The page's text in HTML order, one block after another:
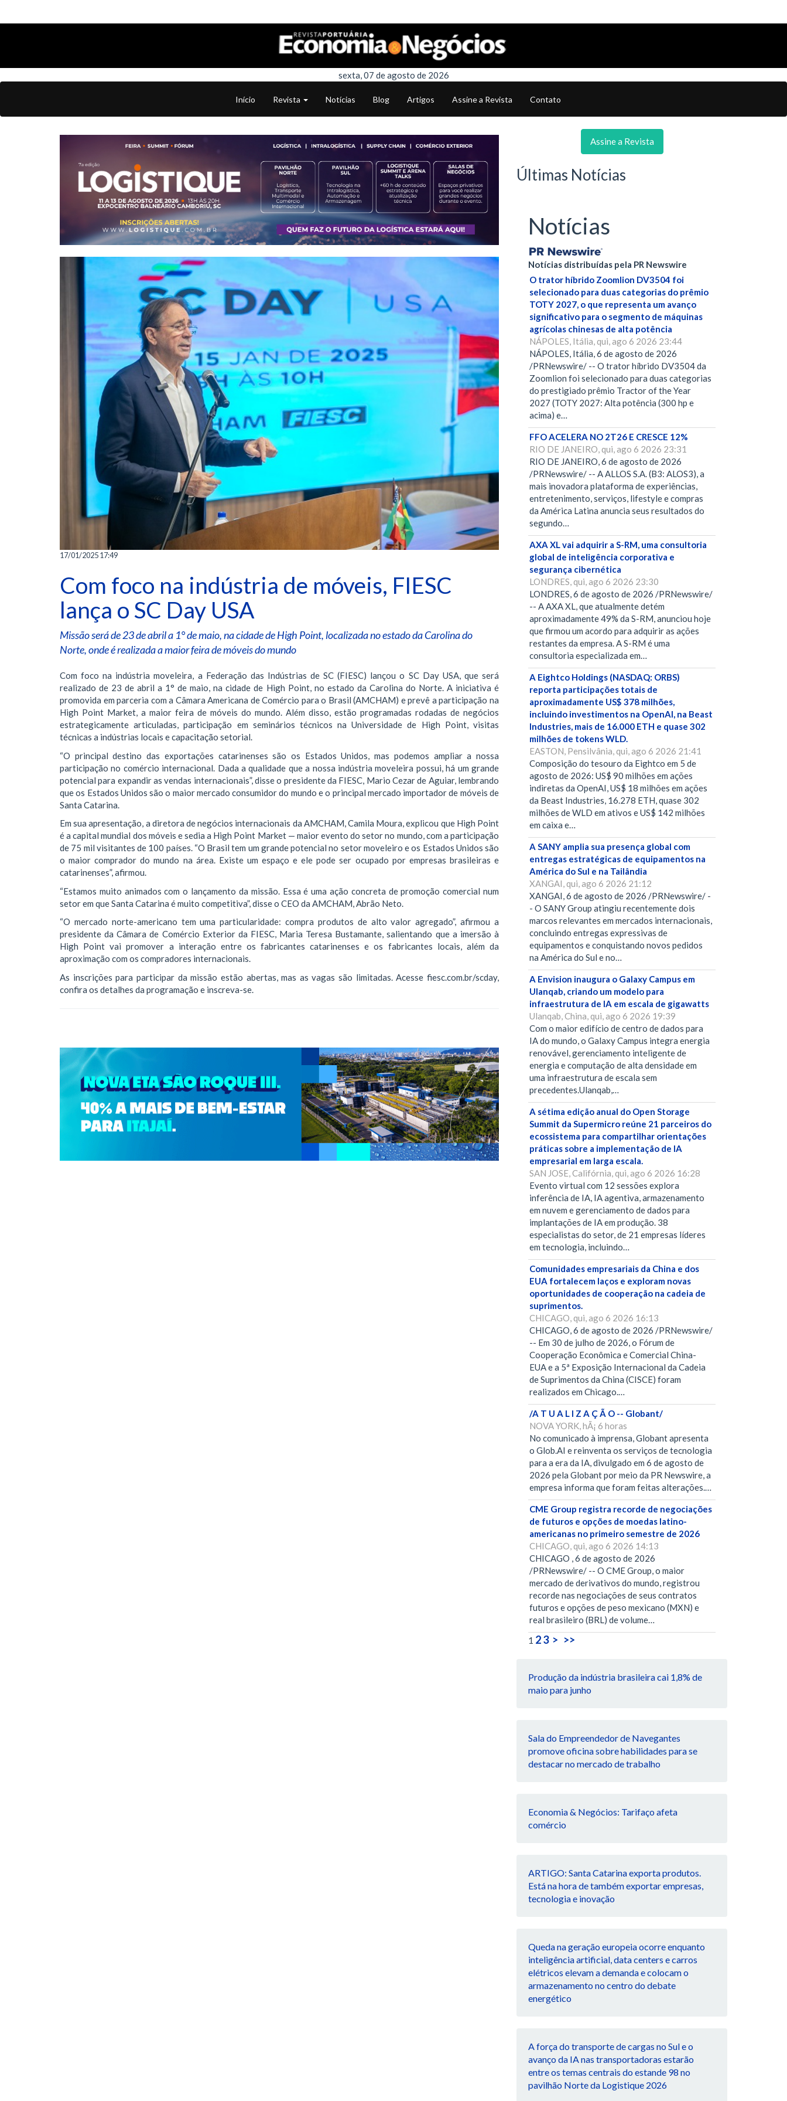
sexta, 07 de agosto de 2026
Início Revista Notícias Blog Artigos Assine a Revista Contato
17/01/2025 17:49
Com foco na indústria de móveis, FIESC
lança o SC Day USA
Missão será de 23 de abril a 1° de maio, na cidade de High Point, localizada no estado da Carolina do
Norte, onde é realizada a maior feira de móveis do mundo
Com foco na indústria moveleira, a Federação das Indústrias de SC (FIESC) lançou o SC Day USA, que será
realizado de 23 de abril a 1° de maio, na cidade de High Point, no estado da Carolina do Norte. A iniciativa é
promovida em parceria com a Câmara Americana de Comércio para o Brasil (AMCHAM) e prevê a participação na
High Point Market, a maior feira de móveis do mundo. Além disso, estão programadas rodadas de negócios
estrategicamente articuladas, participação em seminários técnicos na Universidade de High Point, visitas
técnicas a indústrias locais e capacitação setorial.
“O principal destino das exportações catarinenses são os Estados Unidos, mas podemos ampliar a nossa
participação no comércio internacional. Dada a qualidade que a nossa indústria moveleira possui, há um grande
potencial para expandir as vendas internacionais”, disse o presidente da FIESC, Mario Cezar de Aguiar, lembrando
que os Estados Unidos são o maior mercado consumidor do mundo e o principal mercado importador de móveis de
Santa Catarina.
Em sua apresentação, a diretora de negócios internacionais da AMCHAM, Camila Moura, explicou que High Point
é a capital mundial dos móveis e sedia a High Point Market — maior evento do setor no mundo, com a participação
de 75 mil visitantes de 100 países. “O Brasil tem um grande potencial no setor moveleiro e os Estados Unidos são
o maior comprador do mundo na área. Existe um espaço e ele pode ser ocupado por empresas brasileiras e
catarinenses”, afirmou.
“Estamos muito animados com o lançamento da missão. Essa é uma ação concreta de promoção comercial num
setor em que Santa Catarina é muito competitiva”, disse o CEO da AMCHAM, Abrão Neto.
“O mercado norte-americano tem uma particularidade: compra produtos de alto valor agregado”, afirmou a
presidente da Câmara de Comércio Exterior da FIESC, Maria Teresa Bustamante, salientando que a imersão à
High Point vai promover a interação entre os fabricantes catarinenses e os fabricantes locais, além da
aproximação com os compradores internacionais.
As inscrições para participar da missão estão abertas, mas as vagas são limitadas. Acesse fiesc.com.br/scday,
confira os detalhes da programação e inscreva-se.
Assine a Revista
Últimas Notícias
Notícias
Notícias distribuídas pela PR Newswire
O trator híbrido Zoomlion DV3504 foi
selecionado para duas categorias do prêmio
TOTY 2027, o que representa um avanço
significativo para o segmento de máquinas
agrícolas chinesas de alta potência
NÁPOLES, Itália, qui, ago 6 2026 23:44
NÁPOLES, Itália, 6 de agosto de 2026
/PRNewswire/ -- O trator híbrido DV3504 da
Zoomlion foi selecionado para duas categorias
do prestigiado prêmio Tractor of the Year
2027 (TOTY 2027: Alta potência (300 hp e
acima) e…
FFO ACELERA NO 2T26 E CRESCE 12%
RIO DE JANEIRO, qui, ago 6 2026 23:31
RIO DE JANEIRO, 6 de agosto de 2026
/PRNewswire/ -- A ALLOS S.A. (B3: ALOS3), a
mais inovadora plataforma de experiências,
entretenimento, serviços, lifestyle e compras
da América Latina anuncia seus resultados do
segundo…
AXA XL vai adquirir a S-RM, uma consultoria
global de inteligência corporativa e
segurança cibernética
LONDRES, qui, ago 6 2026 23:30
LONDRES, 6 de agosto de 2026 /PRNewswire/
-- A AXA XL, que atualmente detém
aproximadamente 49% da S-RM, anunciou hoje
que firmou um acordo para adquirir as ações
restantes da empresa. A S-RM é uma
consultoria especializada em…
A Eightco Holdings (NASDAQ: ORBS)
reporta participações totais de
aproximadamente US$ 378 milhões,
incluindo investimentos na OpenAI, na Beast
Industries, mais de 16.000 ETH e quase 302
milhões de tokens WLD.
EASTON, Pensilvânia, qui, ago 6 2026 21:41
Composição do tesouro da Eightco em 5 de
agosto de 2026: US$ 90 milhões em ações
indiretas da OpenAI, US$ 18 milhões em ações
da Beast Industries, 16.278 ETH, quase 302
milhões de WLD em ativos e US$ 142 milhões
em caixa e…
A SANY amplia sua presença global com
entregas estratégicas de equipamentos na
América do Sul e na Tailândia
XANGAI, qui, ago 6 2026 21:12
XANGAI, 6 de agosto de 2026 /PRNewswire/ -
- O SANY Group atingiu recentemente dois
marcos relevantes em mercados internacionais,
concluindo entregas expressivas de
equipamentos e conquistando novos pedidos
na América do Sul e no…
A Envision inaugura o Galaxy Campus em
Ulanqab, criando um modelo para
infraestrutura de IA em escala de gigawatts
Ulanqab, China, qui, ago 6 2026 19:39
Com o maior edifício de centro de dados para
IA do mundo, o Galaxy Campus integra energia
renovável, gerenciamento inteligente de
energia e computação de alta densidade em
uma infraestrutura de escala sem
precedentes.Ulanqab,…
A sétima edição anual do Open Storage
Summit da Supermicro reúne 21 parceiros do
ecossistema para compartilhar orientações
práticas sobre a implementação de IA
empresarial em larga escala.
SAN JOSE, Califórnia, qui, ago 6 2026 16:28
Evento virtual com 12 sessões explora
inferência de IA, IA agentiva, armazenamento
em nuvem e gerenciamento de dados para
implantações de IA em produção. 38
especialistas do setor, de 21 empresas líderes
em tecnologia, incluindo…
Comunidades empresariais da China e dos
EUA fortalecem laços e exploram novas
oportunidades de cooperação na cadeia de
suprimentos.
CHICAGO, qui, ago 6 2026 16:13
CHICAGO, 6 de agosto de 2026 /PRNewswire/
-- Em 30 de julho de 2026, o Fórum de
Cooperação Econômica e Comercial China-
EUA e a 5ª Exposição Internacional da Cadeia
de Suprimentos da China (CISCE) foram
realizados em Chicago.…
/A T U A L I Z A Ç Ã O -- Globant/
NOVA YORK, hÃ¡ 6 horas
No comunicado à imprensa, Globant apresenta
o Glob.AI e reinventa os serviços de tecnologia
para a era da IA, divulgado em 6 de agosto de
2026 pela Globant por meio da PR Newswire, a
empresa informa que foram feitas alterações.…
CME Group registra recorde de negociações
de futuros e opções de moedas latino-
americanas no primeiro semestre de 2026
CHICAGO, qui, ago 6 2026 14:13
CHICAGO , 6 de agosto de 2026
/PRNewswire/ -- O CME Group, o maior
mercado de derivativos do mundo, registrou
recorde nas negociações de seus contratos
futuros e opções de peso mexicano (MXN) e
real brasileiro (BRL) de volume…
1 23 > >>
Produção da indústria brasileira cai 1,8% de
maio para junho
Sala do Empreendedor de Navegantes
promove oficina sobre habilidades para se
destacar no mercado de trabalho
Economia & Negócios: Tarifaço afeta
comércio
ARTIGO: Santa Catarina exporta produtos.
Está na hora de também exportar empresas,
tecnologia e inovação
Queda na geração europeia ocorre enquanto
inteligência artificial, data centers e carros
elétricos elevam a demanda e colocam o
armazenamento no centro do debate
energético
A força do transporte de cargas no Sul e o
avanço da IA nas transportadoras estarão
entre os temas centrais do estande 98 no
pavilhão Norte da Logistique 2026